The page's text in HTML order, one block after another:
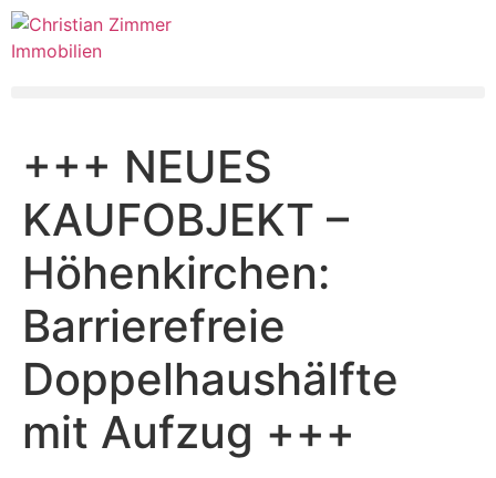
+++ NEUES
KAUFOBJEKT –
Höhenkirchen:
Barrierefreie
Doppelhaushälfte
mit Aufzug +++